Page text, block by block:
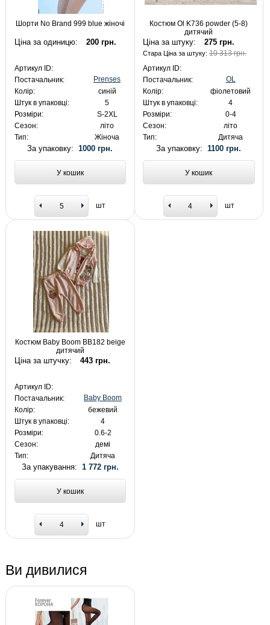
Шорти No Brand 999 blue жіночі
Ціна за одиницю: 200 грн.
Артикул ID:
Постачальник:
Prenses
Колір:
синій
Штук в упаковці:
5
Розміри:
S-2XL
Сезон:
літо
Тип:
Жіноча
За упаковку:1000 грн.
У кошик
шт
Костюм Ol K736 powder (5-8)
дитячий
Ціна за штуку: 275 грн.
Стара Ціна за штуку:10 313 грн.
Артикул ID:
Постачальник:
OL
Колір:
фіолетовий
Штук в упаковці:
4
Розміри:
0-4
Сезон:
літо
Тип:
Дитяча
За упаковку:1100 грн.
У кошик
шт
Костюм Baby Boom BB182 beige
дитячий
Ціна за штучку: 443 грн.
Артикул ID:
Постачальник:
Baby Boom
Колір:
бежевий
Штук в упаковці:
4
Розміри:
0.6-2
Сезон:
демі
Тип:
Дитяча
За упакування: 1 772 грн.
У кошик
шт
Ви дивилися